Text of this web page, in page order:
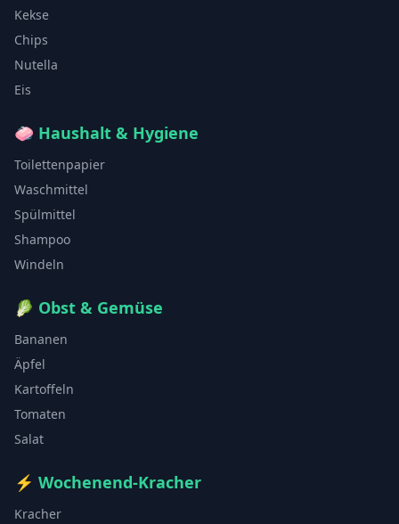
Kekse
Chips
Nutella
Eis
🧼 Haushalt & Hygiene
Toilettenpapier
Waschmittel
Spülmittel
Shampoo
Windeln
🥬 Obst & Gemüse
Bananen
Äpfel
Kartoffeln
Tomaten
Salat
⚡ Wochenend-Kracher
Kracher